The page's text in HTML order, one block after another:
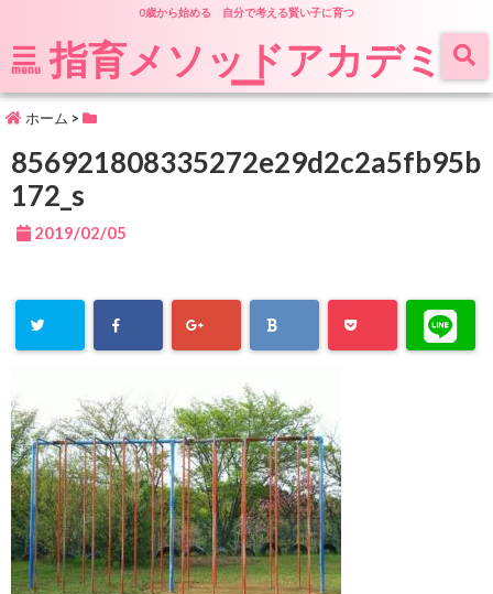
0歳から始める 自分で考える賢い子に育つ
menu 指育メソッドアカデミ
ー
ホーム >
856921808335272e29d2c2a5fb95b
172_s
2019/02/05